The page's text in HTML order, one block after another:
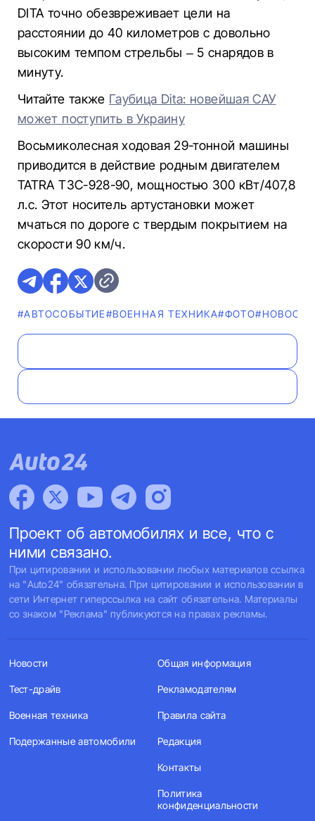
DITA точно обезвреживает цели на
расстоянии до 40 километров с довольно
высоким темпом стрельбы – 5 снарядов в
минуту.
Читайте также Гаубица Dita: новейшая САУ
может поступить в Украину
Восьмиколесная ходовая 29-тонной машины
приводится в действие родным двигателем
TATRA T3C-928-90, мощностью 300 кВт/407,8
л.с. Этот носитель артустановки может
мчаться по дороге с твердым покрытием на
скорости 90 км/ч.
#АВТОСОБЫТИЕ#ВОЕННАЯ ТЕХНИКА#ФОТО#НОВОСТИ
Проект об автомобилях и все, что с
ними связано.
При цитировании и использовании любых материалов ссылка
на "Auto24" обязательна. При цитировании и использовании в
сети Интернет гиперссылка на сайт обязательна. Материалы
со знаком "Реклама" публикуются на правах рекламы.
Новости
Тест-драйв
Военная техника
Подержанные автомобили
Общая информация
Рекламодателям
Правила сайта
Редакция
Контакты
Политика
конфиденциальности